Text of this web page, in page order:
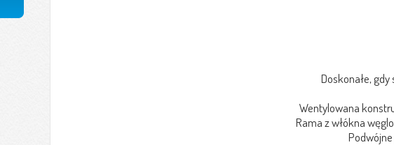
Doskonałe, gdy
Wentylowana
Rama z włókna